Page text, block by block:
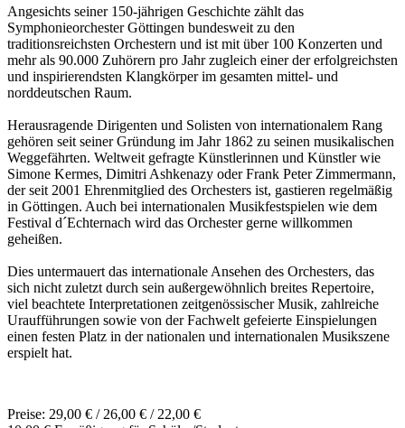
Angesichts seiner 150-jährigen Geschichte zählt das
Symphonieorchester Göttingen bundesweit zu den
traditionsreichsten Orchestern und ist mit über 100 Konzerten und
mehr als 90.000 Zuhörern pro Jahr zugleich einer der erfolgreichsten
und inspirierendsten Klangkörper im gesamten mittel- und
norddeutschen Raum.
Herausragende Dirigenten und Solisten von internationalem Rang
gehören seit seiner Gründung im Jahr 1862 zu seinen musikalischen
Weggefährten. Weltweit gefragte Künstlerinnen und Künstler wie
Simone Kermes, Dimitri Ashkenazy oder Frank Peter Zimmermann,
der seit 2001 Ehrenmitglied des Orchesters ist, gastieren regelmäßig
in Göttingen. Auch bei internationalen Musikfestspielen wie dem
Festival d´Echternach wird das Orchester gerne willkommen
geheißen.
Dies untermauert das internationale Ansehen des Orchesters, das
sich nicht zuletzt durch sein außergewöhnlich breites Repertoire,
viel beachtete Interpretationen zeitgenössischer Musik, zahlreiche
Uraufführungen sowie von der Fachwelt gefeierte Einspielungen
einen festen Platz in der nationalen und internationalen Musikszene
erspielt hat.
Preise: 29,00 € / 26,00 € / 22,00 €